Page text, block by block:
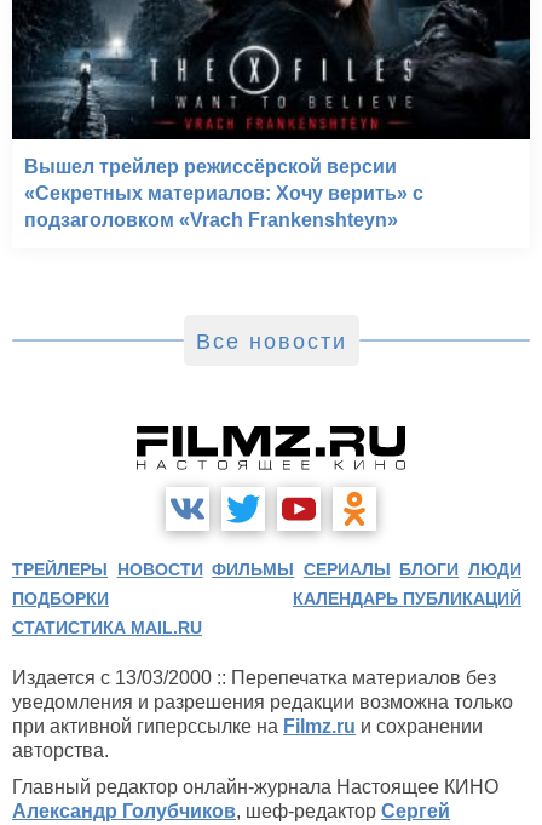
Вышел трейлер режиссёрской версии
«Секретных материалов: Хочу верить» с
подзаголовком «Vrach Frankenshteyn»
Все новости
ТРЕЙЛЕРЫ НОВОСТИ ФИЛЬМЫ СЕРИАЛЫ БЛОГИ ЛЮДИ
ПОДБОРКИ
КАЛЕНДАРЬ ПУБЛИКАЦИЙ
СТАТИСТИКА MAIL.RU
Издается с 13/03/2000 :: Перепечатка материалов без
уведомления и разрешения редакции возможна только
при активной гиперссылке на Filmz.ru и сохранении
авторства.
Главный редактор онлайн-журнала Настоящее КИНО
Александр Голубчиков, шеф-редактор Сергей